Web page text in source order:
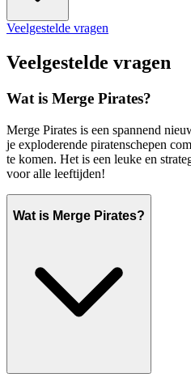
Veelgestelde vragen
Veelgestelde vragen
Wat is Merge Pirates?
Merge Pirates is een spannend
je exploderende piratenschepen
te komen. Het is een leuke en
voor alle leeftijden!
Wat is Merge Pirates?